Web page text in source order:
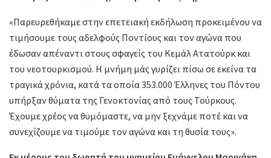
«Παρευρεθήκαμε στην επετειακή εκδήλωση προκειμένου να
τιμήσουμε τους αδελφούς Ποντίους και τον αγώνα που
έδωσαν απέναντι στους σφαγείς του Κεμάλ Ατατούρκ και
του νεοτουρκισμού. Η μνήμη μάς γυρίζει πίσω σε εκείνα τα
τραγικά χρόνια, κατά τα οποία 353.000 Έλληνες του Πόντου
υπήρξαν θύματα της Γενοκτονίας από τους Τούρκους.
Έχουμε χρέος να θυμόμαστε, να μην ξεχνάμε ποτέ και να
συνεχίζουμε να τιμούμε τον αγώνα και τη θυσία τους».